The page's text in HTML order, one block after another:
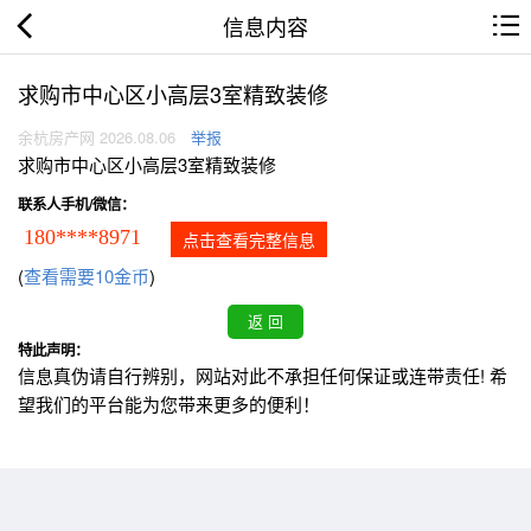
信息内容
求购市中心区小高层3室精致装修
余杭房产网 2026.08.06 举报
求购市中心区小高层3室精致装修
联系人手机/微信：
180****8971 点击查看完整信息
(查看需要10金币)
特此声明：
信息真伪请自行辨别，网站对此不承担任何保证或连带责任! 希
望我们的平台能为您带来更多的便利！